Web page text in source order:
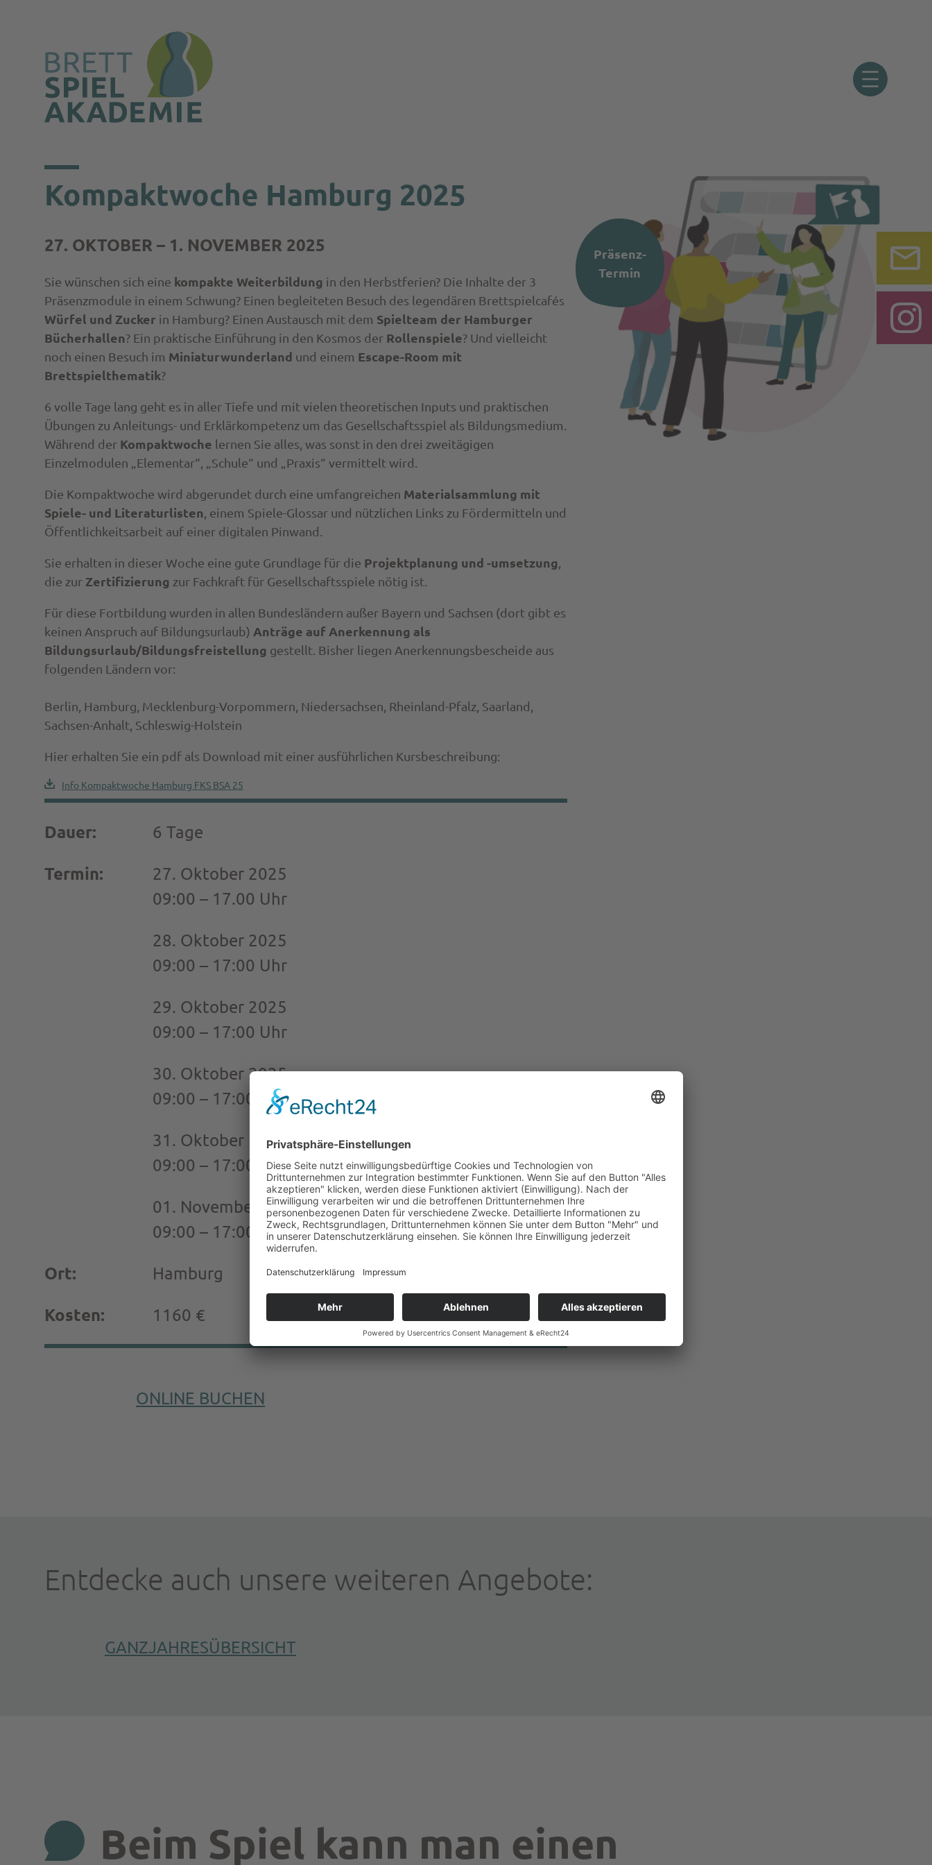
Kompaktwoche Hamburg 2025
27. OKTOBER – 1. NOVEMBER 2025
Sie wünschen sich eine kompakte Weiterbildung in den Herbstferien? Die Inhalte der 3
Präsenzmodule in einem Schwung? Einen begleiteten Besuch des legendären Brettspielcafés
Würfel und Zucker in Hamburg? Einen Austausch mit dem Spielteam der Hamburger
Bücherhallen? Ein praktische Einführung in den Kosmos der Rollenspiele? Und vielleicht
noch einen Besuch im Miniaturwunderland und einem Escape-Room mit
Brettspielthematik?
6 volle Tage lang geht es in aller Tiefe und mit vielen theoretischen Inputs und praktischen
Übungen zu Anleitungs- und Erklärkompetenz um das Gesellschaftsspiel als Bildungsmedium.
Während der Kompaktwoche lernen Sie alles, was sonst in den drei zweitägigen
Einzelmodulen „Elementar“, „Schule“ und „Praxis“ vermittelt wird.
Die Kompaktwoche wird abgerundet durch eine umfangreichen Materialsammlung mit
Spiele- und Literaturlisten , einem Spiele-Glossar und nützlichen Links zu Fördermitteln und
Öffentlichkeitsarbeit auf einer digitalen Pinwand.
Sie erhalten in dieser Woche eine gute Grundlage für die Projektplanung und -umsetzung
die zur Zertifizierung zur Fachkraft für Gesellschaftsspiele nötig ist.
Für diese Fortbildung wurden in allen Bundesländern außer Bayern und Sachsen (dort gibt es
keinen Anspruch auf Bildungsurlaub) Anträge auf Anerkennung als
Bildungsurlaub/Bildungsfreistellung gestellt. Bisher liegen Anerkennungsbescheide aus
folgenden Ländern vor:
Berlin, Hamburg, Mecklenburg-Vorpommern, Niedersachsen, Rheinland-Pfalz, Saarland,
Sachsen-Anhalt, Schleswig-Holstein
Hier erhalten Sie ein pdf als Download mit einer ausführlichen Kursbeschreibung:
Info Kompaktwoche Hamburg FKS BSA 25
Dauer: 6 Tage
Termin:
27. Oktober 2025
09:00 – 17.00 Uhr
28. Oktober 2025
09:00 – 17:00 Uhr
29. Oktober 2025
09:00 – 17:00 Uhr
30. Oktober 2025
09:00 – 17:00 Uhr
31. Oktober 2025
09:00 – 17:00 Uhr
01. November 2025
09:00 – 17:00 Uhr
Ort: Hamburg
Kosten: 1160 €
ONLINE BUCHEN
Präsenz-
Termin
Entdecke auch unsere weiteren Angebote:
GANZJAHRESÜBERSICHT
Beim Spiel kann man einen